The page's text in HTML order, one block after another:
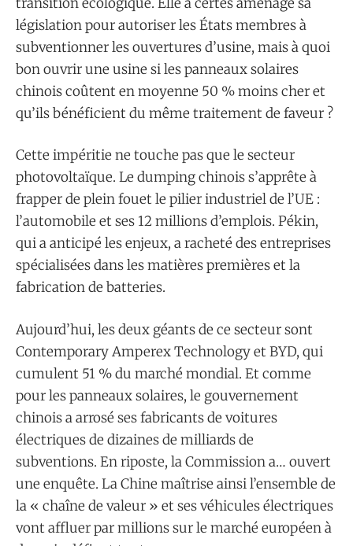
législation pour autoriser les États membres à
subventionner les ouvertures d’usine, mais à quoi
bon ouvrir une usine si les panneaux solaires
chinois coûtent en moyenne 50 % moins cher et
qu’ils bénéficient du même traitement de faveur ?
Cette impéritie ne touche pas que le secteur
photovoltaïque. Le dumping chinois s’apprête à
frapper de plein fouet le pilier industriel de l’UE :
l’automobile et ses 12 millions d’emplois. Pékin,
qui a anticipé les enjeux, a racheté des entreprises
spécialisées dans les matières premières et la
fabrication de batteries.
Aujourd’hui, les deux géants de ce secteur sont
Contemporary Amperex Technology et BYD, qui
cumulent 51 % du marché mondial. Et comme
pour les panneaux solaires, le gouvernement
chinois a arrosé ses fabricants de voitures
électriques de dizaines de milliards de
subventions. En riposte, la Commission a… ouvert
une enquête. La Chine maîtrise ainsi l’ensemble de
la « chaîne de valeur » et ses véhicules électriques
vont affluer par millions sur le marché européen à